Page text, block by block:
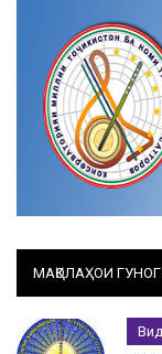
МАҚОЛАҲОИ